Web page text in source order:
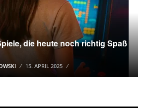
die heute noch richtig Spaß
15. APRIL 2025